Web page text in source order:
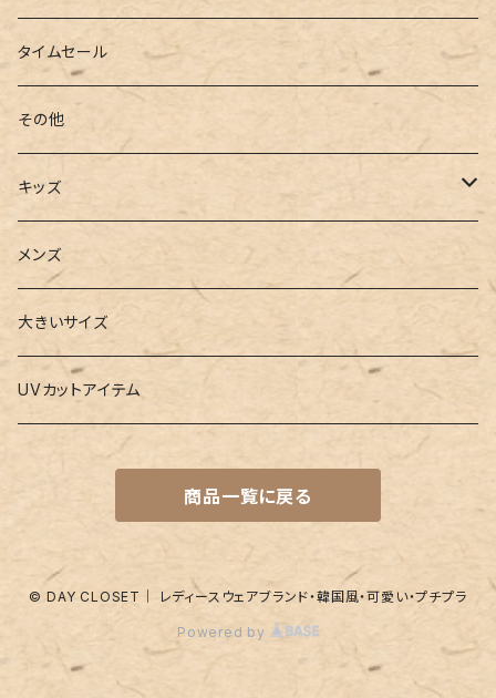
ローファー
キャミキニ
フィットネス
2点セット
3点セット
4点セット
5点セット
ラッシュガード
水着関連商品
レギンス
ポーチ
パスケース
ウォレット
カードケース
キーケース
メガネチェーン
ネイルグッズ
トレーニンググッズ
ヨガウェア
ヨガソックス
ヨガグッズ
ヨガマット
ビーチグッズ
タイムセール
その他
キッズ
Girls
水着
バレー
Boys
水着
グッズ
キッズスーツ
メンズ
大きいサイズ
UVカットアイテム
商品一覧に戻る
© DAY CLOSET｜ レディースウェアブランド・韓国風・可愛い・プチプラ
Powered by